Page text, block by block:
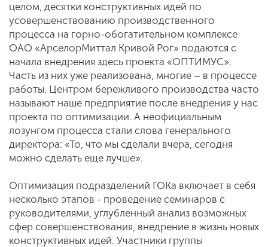
целом, десятки конструктивных идей по
усовершенствованию производственного
процесса на горно-обогатительном комплексе
ОАО «АрселорМиттал Кривой Рог» подаются с
начала внедрения здесь проекта «ОПТИМУС».
Часть из них уже реализована, многие – в процессе
работы. Центром бережливого производства часто
называют наше предприятие после внедрения у нас
проекта по оптимизации. А неофициальным
лозунгом процесса стали слова генерального
директора: «То, что мы сделали вчера, сегодня
можно сделать еще лучше».
Оптимизация подразделений ГОКа включает в себя
несколько этапов - проведение семинаров с
руководителями, углубленный анализ возможных
сфер совершенствования, внедрение в жизнь новых
конструктивных идей. Участники группы